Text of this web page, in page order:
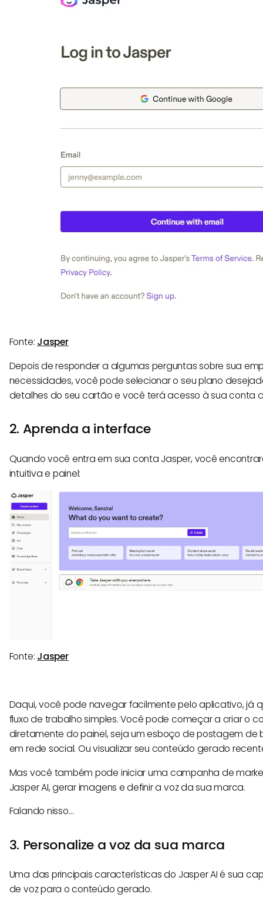
Fonte: Jasper
Depois de responder a algumas perguntas sobre sua
necessidades, você pode selecionar o seu plano
detalhes do seu cartão e você terá acesso à sua conta
2. Aprenda a interface
Quando você entra em sua conta Jasper, você
intuitiva e painel:
Fonte: Jasper
Daqui, você pode navegar facilmente pelo aplicativo, já
fluxo de trabalho simples. Você pode começar a criar o
diretamente do painel, seja um esboço de postagem de
em rede social. Ou visualizar seu conteúdo gerado
Mas você também pode iniciar uma campanha de
Jasper AI, gerar imagens e definir a voz da sua marca.
Falando nisso…
3. Personalize a voz da sua marca
Uma das principais características do Jasper AI é sua
de voz para o conteúdo gerado.